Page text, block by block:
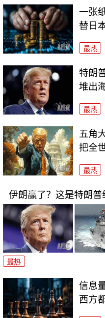
一张
替日
最热
特朗
堆出
最热
五角
把全
最热
伊朗赢了？这是特朗普
最热
信息
西方